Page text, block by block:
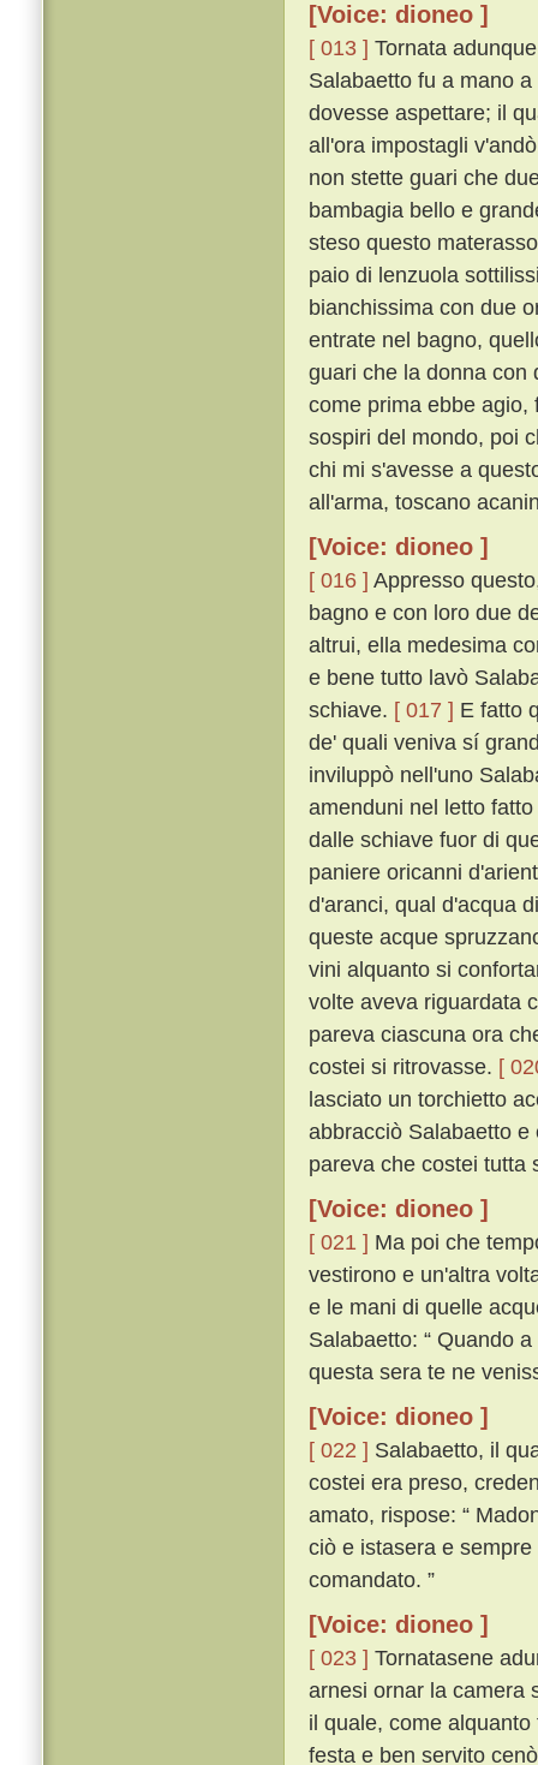
[Voice: dioneo ]
[ 013 ] Tornata
Salabaetto fu a mano
dovesse aspettare; il
all'ora impostagli
non stette guari che
bambagia bello e
steso questo
paio di lenzuola
bianchissima con due
entrate nel bagno,
guari che la donna con
come prima ebbe agio,
sospiri del mondo, poi
chi mi s'avesse a
all'arma, toscano
[Voice: dioneo ]
[ 016 ] Appresso
bagno e con loro due
altrui, ella medesima
e bene tutto lavò
schiave. [ 017 ] E fatto
de' quali veniva sí
inviluppò nell'uno
amenduni nel letto
dalle schiave fuor di
paniere oricanni
d'aranci, qual d'acqua
queste acque
vini alquanto si
volte aveva riguardata
pareva ciascuna ora
costei si ritrovasse. [
lasciato un torchietto
abbracciò Salabaetto
pareva che costei tutta
[Voice: dioneo ]
[ 021 ] Ma poi che
vestirono e un'altra
e le mani di quelle
Salabaetto: “ Quando
questa sera te ne
[Voice: dioneo ]
[ 022 ] Salabaetto, il
costei era preso,
amato, rispose: “
ciò e istasera e
comandato. ”
[Voice: dioneo ]
[ 023 ] Tornatasene
arnesi ornar la camera
il quale, come
festa e ben servito